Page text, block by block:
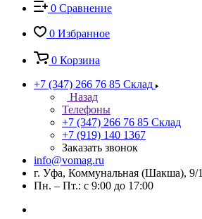
0 Сравнение
0 Избранное
0 Корзина
+7 (347) 266 76 85 Склад
Назад
Телефоны
+7 (347) 266 76 85 Склад
+7 (919) 140 1367
Заказать звонок
info@vomag.ru
г. Уфа, Коммунальная (Шакша), 9/1
Пн. – Пт.: с 9:00 до 17:00